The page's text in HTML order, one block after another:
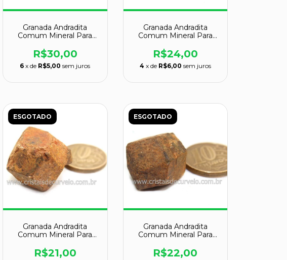
Granada Andradita
Comum Mineral Para
129031
R$30,00
6 x de R$5,00 sem juros
Granada Andradita
Comum Mineral Para
129032
R$24,00
4 x de R$6,00 sem juros
ESGOTADO
Granada Andradita
Comum Mineral Para
129035
R$21,00
ESGOTADO
Granada Andradita
Comum Mineral Para
129036
R$22,00